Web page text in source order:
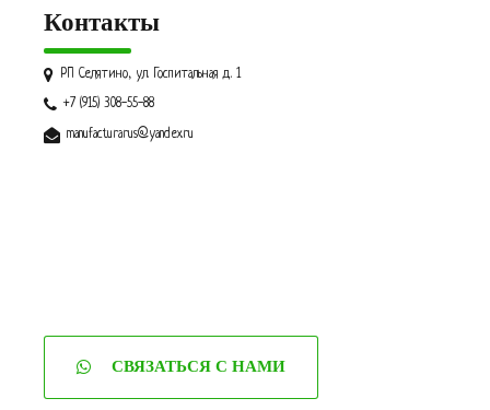
Контакты
РП Селятино, ул. Госпитальная д. 1
+7 (915) 308-55-88
manufacturarus@yandex.ru
СВЯЗАТЬСЯ С НАМИ